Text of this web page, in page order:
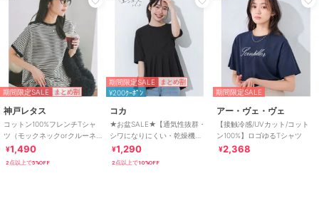
期間限定SALE まとめ割
神戸レタス
コットン100%フレンチTシャ
ツ（モックネックorクルーネ
ック） [C4819]
¥1,490
2点以上で5%OFF
期間限定SALE まとめ割
¥200ｸｰﾎﾟﾝ
コカ
★お盆SALE★【通気性抜群・
シワになりにくい・乾燥機
OK】ライトエンボスペプラム
トップス
¥1,290
2点以上で10%OFF
期間限定SALE
アー・ヴェ・ヴェ
【接触冷感/UVカット/コット
ン100%】ロゴゆるTシャツ
¥2,368